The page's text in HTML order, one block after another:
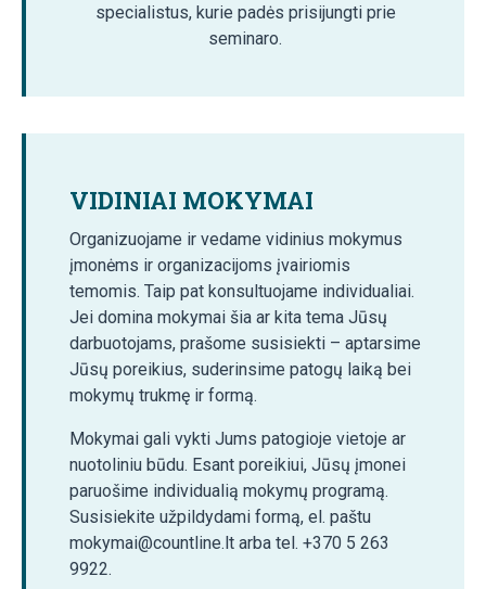
specialistus, kurie padės prisijungti prie
seminaro.
VIDINIAI MOKYMAI
Organizuojame ir vedame vidinius mokymus
įmonėms ir organizacijoms įvairiomis
temomis. Taip pat konsultuojame individualiai.
Jei domina mokymai šia ar kita tema Jūsų
darbuotojams, prašome susisiekti – aptarsime
Jūsų poreikius, suderinsime patogų laiką bei
mokymų trukmę ir formą.
Mokymai gali vykti Jums patogioje vietoje ar
nuotoliniu būdu. Esant poreikiui, Jūsų įmonei
paruošime individualią mokymų programą.
Susisiekite užpildydami formą, el. paštu
mokymai@countline.lt arba tel. +370 5 263
9922.